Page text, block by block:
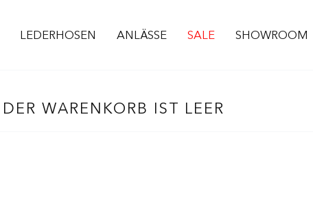
LEDERHOSEN ANLÄSSE SALE SHOWROOM
DER WARENKORB IST LEER